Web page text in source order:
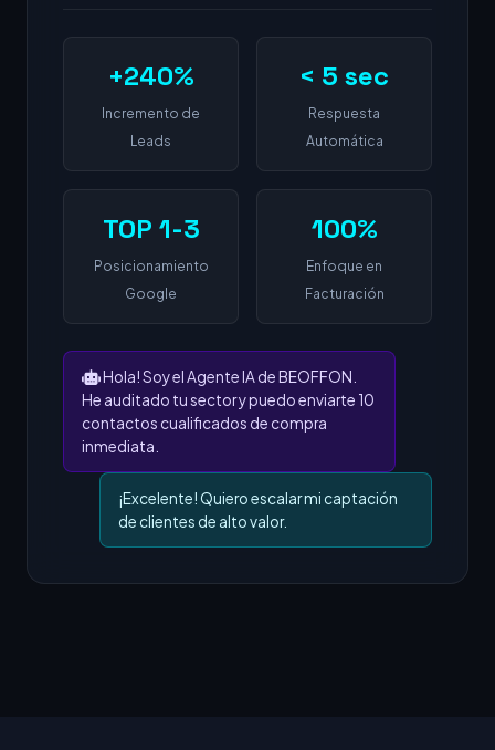
+240%
Incremento de
Leads
< 5 sec
Respuesta
Automática
TOP 1-3
Posicionamiento
Google
100%
Enfoque en
Facturación
Hola! Soy el Agente IA de BEOFFON.
He auditado tu sector y puedo enviarte 10
contactos cualificados de compra
inmediata.
¡Excelente! Quiero escalar mi captación
de clientes de alto valor.